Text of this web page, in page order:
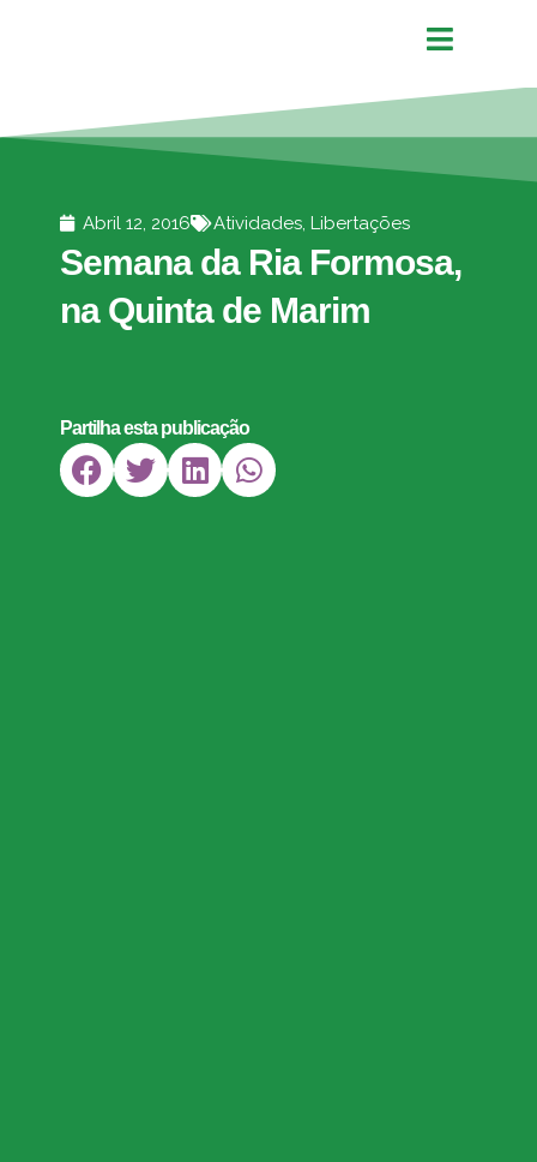
Abril 12, 2016 Atividades, Libertações
Semana da Ria Formosa,
na Quinta de Marim
Partilha esta publicação